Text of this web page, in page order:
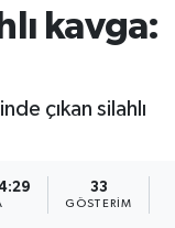
kavga:
çıkan silahlı
33
GÖSTERIM